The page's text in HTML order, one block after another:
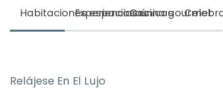
Habitaciones espaciosas
Experiencias únicas
Cocina gourmet
Relájese En El Lujo